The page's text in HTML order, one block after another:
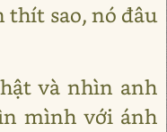
sao, nó đâu
và nhìn anh
mình với ánh